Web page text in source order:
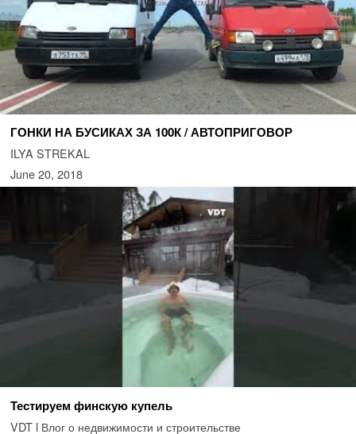
ГОНКИ НА БУСИКАХ ЗА 100К / АВТОПРИГОВОР
ILYA STREKAL
June 20, 2018
Тестируем финскую купель
VDT l Влог о недвижимости и строительстве